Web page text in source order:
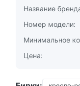
Название
Номер модели:
Минимальное
Цена: